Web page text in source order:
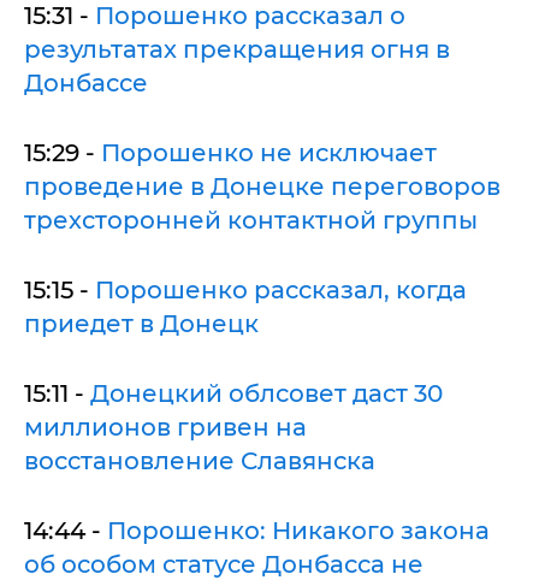
15:31 - Порошенко рассказал о
результатах прекращения огня в
Донбассе
15:29 - Порошенко не исключает
проведение в Донецке переговоров
трехсторонней контактной группы
15:15 - Порошенко рассказал, когда
приедет в Донецк
15:11 - Донецкий облсовет даст 30
миллионов гривен на
восстановление Славянска
14:44 - Порошенко: Никакого закона
об особом статусе Донбасса не